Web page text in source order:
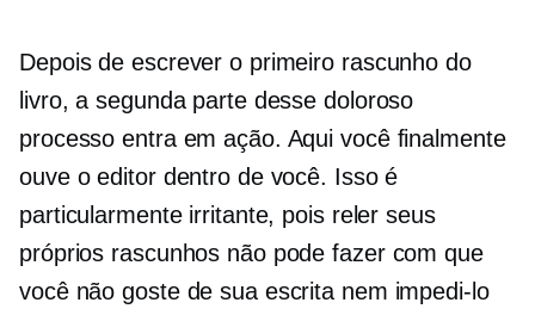
Depois de escrever o primeiro rascunho do
livro, a segunda parte desse doloroso
processo entra em ação. Aqui você finalmente
ouve o editor dentro de você. Isso é
particularmente irritante, pois reler seus
próprios rascunhos não pode fazer com que
você não goste de sua escrita nem impedi-lo